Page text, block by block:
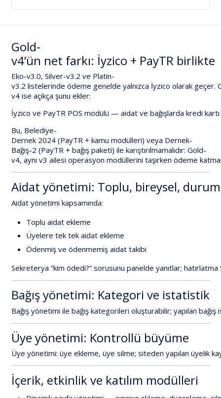
Gold-
v4’ün net farkı: İyzico + PayTR birlikte
Eko-v3.0, Silver-v3.2 ve Platin-
v3.2 listelerinde ödeme genelde yalnızca İyzico olarak geçer.
v4 ise açıkça şunu ekler:
İyzico ve PayTR POS modülü — aidat ve bağışlarda kredi kartı
Bu, Belediye-
Dernek 2024 (PayTR + kamu modülleri) veya Dernek-
Bağış-2 (PayTR + bağış paketi) ile karıştırılmamalıdır: Gold-
v4, aynı v3 ailesi operasyon modüllerini taşırken ödeme
Aidat yönetimi: Toplu, bireysel, durum
Aidat yönetimi kapsamında:
Toplu aidat ekleme
Üyelere tek tek aidat ekleme
Ödenmiş ve ödenmemiş aidat takibi
Sekreterya “kim ödedi?” sorusunu panelde yanıtlar; hatırlatma
Bağışyönetimi: Kategori ve istatistik
Bağış yönetimi ile bağış kategorileri oluşturabilir; yapılan bağış
Üye yönetimi: Kontrollü büyüme
Üye yönetimi: üye ekleme, üye silme; siteden yapılan üyelik
İçerik, etkinlikve katılım modülleri